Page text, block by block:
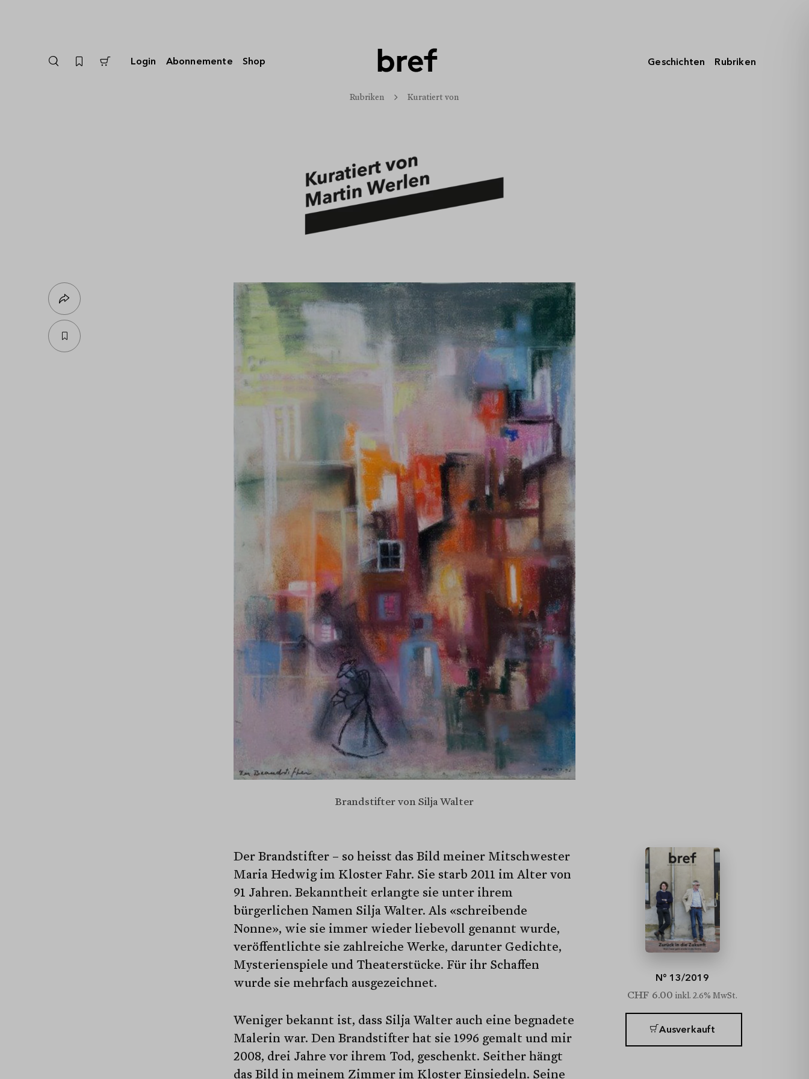
Login Abonnemente Shop Geschichten Rubriken
Rubriken Kuratiert von
von
Brandstifter von Silja Walter
Der Brandstifter – so heisst das Bild meiner Mitschwester
Maria Hedwig im Kloster Fahr. Sie starb 2011 im Alter von
91 Jahren. Bekanntheit erlangte sie unter ihrem
bürgerlichen Namen Silja Walter. Als «schreibende
Nonne», wie sie immer wieder liebevoll genannt wurde,
veröffentlichte sie zahlreiche Werke, darunter Gedichte,
Mysterienspiele und Theaterstücke. Für ihr Schaffen
wurde sie mehrfach ausgezeichnet.
Weniger bekannt ist, dass Silja Walter auch eine begnadete
Malerin war. Den Brandstifter hat sie 1996 gemalt und mir
2008, drei Jahre vor ihrem Tod, geschenkt. Seither hängt
das Bild in meinem Zimmer im Kloster Einsiedeln. Seine
N° 13/2019
CHF 6.00 inkl. 2.6% MwSt.
Ausverkauft